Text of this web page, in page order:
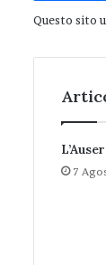
Questo sito
7